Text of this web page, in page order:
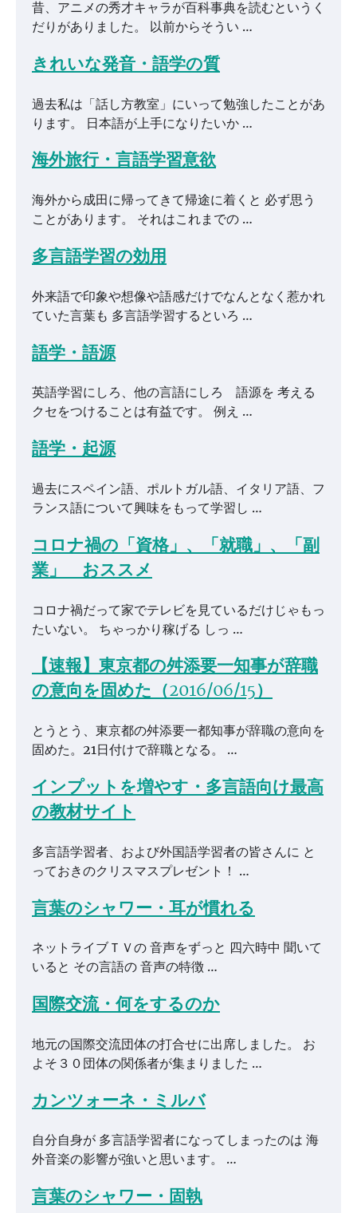
昔、アニメの秀才キャラが百科事典を読むというく
だりがありました。 以前からそうい …
きれいな発音・語学の質
過去私は「話し方教室」にいって勉強したことがあ
ります。 日本語が上手になりたいか …
海外旅行・言語学習意欲
海外から成田に帰ってきて帰途に着くと 必ず思う
ことがあります。 それはこれまでの …
多言語学習の効用
外来語で印象や想像や語感だけでなんとなく惹かれ
ていた言葉も 多言語学習するといろ …
語学・語源
英語学習にしろ、他の言語にしろ 語源を 考える
クセをつけることは有益です。 例え …
語学・起源
過去にスペイン語、ポルトガル語、イタリア語、フ
ランス語について興味をもって学習し …
コロナ禍の「資格」、「就職」、「副
業」 おススメ
コロナ禍だって家でテレビを見ているだけじゃもっ
たいない。 ちゃっかり稼げる しっ …
【速報】東京都の舛添要一知事が辞職
の意向を固めた（2016/06/15）
とうとう、東京都の舛添要一都知事が辞職の意向を
固めた。21日付けで辞職となる。 …
インプットを増やす・多言語向け最高
の教材サイト
多言語学習者、および外国語学習者の皆さんに と
っておきのクリスマスプレゼント！ …
言葉のシャワー・耳が慣れる
ネットライブＴＶの 音声をずっと 四六時中 聞いて
いると その言語の 音声の特徴 …
国際交流・何をするのか
地元の国際交流団体の打合せに出席しました。 お
よそ３０団体の関係者が集まりました …
カンツォーネ・ミルバ
自分自身が 多言語学習者になってしまったのは 海
外音楽の影響が強いと思います。 …
言葉のシャワー・固執